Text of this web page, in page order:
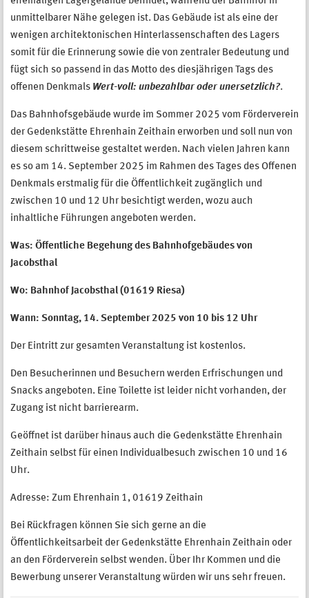
unmittelbarer Nähe gelegen ist. Das Gebäude ist als eine der
wenigen architektonischen Hinterlassenschaften des Lagers
somit für die Erinnerung sowie die von zentraler Bedeutung und
fügt sich so passend in das Motto des diesjährigen Tags des
offenen Denkmals Wert-voll: unbezahlbar oder unersetzlich?.
Das Bahnhofsgebäude wurde im Sommer 2025 vom Förderverein
der Gedenkstätte Ehrenhain Zeithain erworben und soll nun von
diesem schrittweise gestaltet werden. Nach vielen Jahren kann
es so am 14. September 2025 im Rahmen des Tages des Offenen
Denkmals erstmalig für die Öffentlichkeit zugänglich und
zwischen 10 und 12 Uhr besichtigt werden, wozu auch
inhaltliche Führungen angeboten werden.
Was: Öffentliche Begehung des Bahnhofgebäudes von
Jacobsthal
Wo: Bahnhof Jacobsthal (01619 Riesa)
Wann: Sonntag, 14. September 2025 von 10 bis 12 Uhr
Der Eintritt zur gesamten Veranstaltung ist kostenlos.
Den Besucherinnen und Besuchern werden Erfrischungen und
Snacks angeboten. Eine Toilette ist leider nicht vorhanden, der
Zugang ist nicht barrierearm.
Geöffnet ist darüber hinaus auch die Gedenkstätte Ehrenhain
Zeithain selbst für einen Individualbesuch zwischen 10 und 16
Uhr.
Adresse: Zum Ehrenhain 1, 01619 Zeithain
Bei Rückfragen können Sie sich gerne an die
Öffentlichkeitsarbeit der Gedenkstätte Ehrenhain Zeithain oder
an den Förderverein selbst wenden. Über Ihr Kommen und die
Bewerbung unserer Veranstaltung würden wir uns sehr freuen.